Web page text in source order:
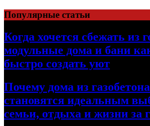
Перейти
к
содержимому
Популярные статьи
Когда хочется сбежать из
модульные дома и бани
быстро создать уют
Почему дома из
становятся идеальным
семьи, отдыха и жизни за